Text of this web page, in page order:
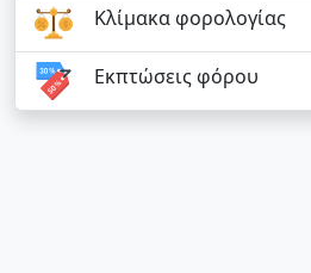
Κλίμακα φορολογίας
Εκπτώσεις φόρου